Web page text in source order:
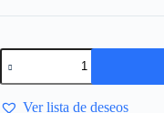
Ver lista de deseos